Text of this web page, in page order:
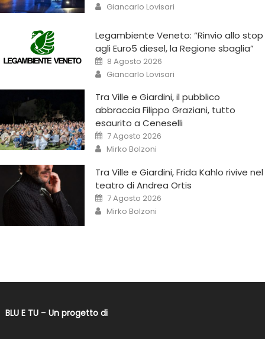
Giancarlo Lovisari
Legambiente Veneto: “Rinvio allo stop
agli Euro5 diesel, la Regione sbaglia”
8 Agosto 2026
Giancarlo Lovisari
Tra Ville e Giardini, il pubblico
abbraccia Filippo Graziani, tutto
esaurito a Ceneselli
7 Agosto 2026
Mirko Bolzoni
Tra Ville e Giardini, Frida Kahlo rivive nel
teatro di Andrea Ortis
7 Agosto 2026
Mirko Bolzoni
BLU E TU– Un progetto di